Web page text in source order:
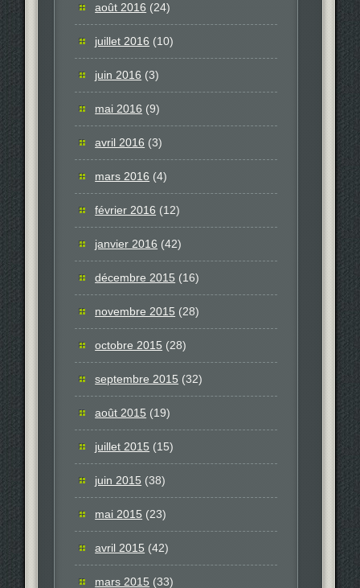
août 2016 (24)
juillet 2016 (10)
juin 2016 (3)
mai 2016 (9)
avril 2016 (3)
mars 2016 (4)
février 2016 (12)
janvier 2016 (42)
décembre 2015 (16)
novembre 2015 (28)
octobre 2015 (28)
septembre 2015 (32)
août 2015 (19)
juillet 2015 (15)
juin 2015 (38)
mai 2015 (23)
avril 2015 (42)
mars 2015 (33)